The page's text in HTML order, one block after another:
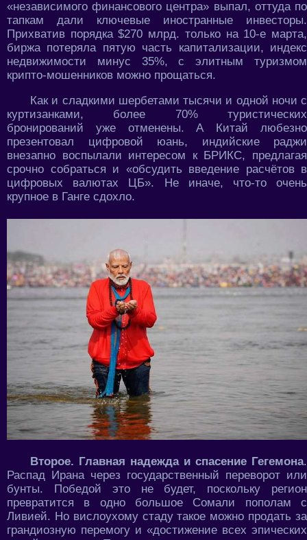
«независимого финансового центра» выпал, оттуда по
тапкам дали ключевые иностранные инвесторы.
Прихватив порядка $270 млрд. только на 10-е марта,
биржа потеряла пятую часть капитализации, индекс
недвижимости минус 35%, с элитным туризмом
крипто-мошенников можно прощаться.
Как и сладкими шербетами тысячи и одной ночи с
куртизанками, более 70% туристических
бронирований уже отменены. А Китай любезно
презентовал цифровой юань, индийские раджи
внезапно воспылали интересом к БРИКС, предлагая
срочно собраться и «обсудить введение расчётов в
цифровых валютах ЦБ». Не иначе, что-то очень
крупное в Ганге сдохло.
Второе. Главная надежда и спасение Гегемона.
Распад Ирана через государственный переворот или
бунты. Победой это не будет, поскольку регион
превратится в одно большое Сомали пополам с
Ливией. Но вислоухому стаду такое можно продать за
грандиозную перемогу и «достижение всех эпических